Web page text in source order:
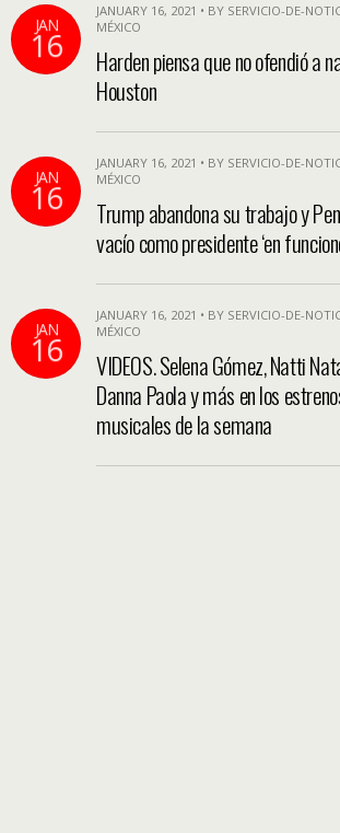
JAN
16
JANUARY 16, 2021 • BY SERVICIO-DE-
MÉXICO
Harden piensa que no ofendió a
Houston
JAN
16
JANUARY 16, 2021 • BY SERVICIO-DE-
MÉXICO
Trump abandona su trabajo y
vacío como presidente ‘en
JAN
16
JANUARY 16, 2021 • BY SERVICIO-DE-
MÉXICO
VIDEOS. Selena Gómez, Natti
Danna Paola y más en los
musicales de la semana